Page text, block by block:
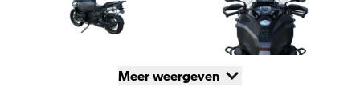
Meer weergeven